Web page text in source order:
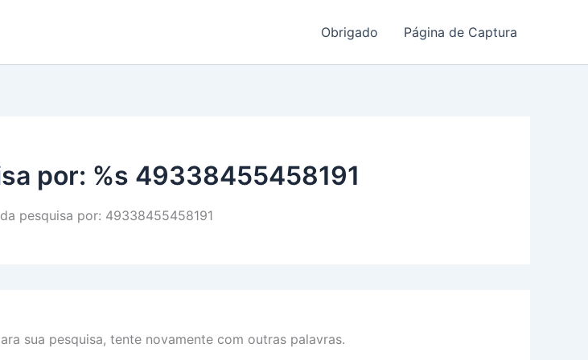
Obrigado Página de Captura
por: %s 49338455458191
pesquisa por: 49338455458191
sua pesquisa, tente novamente com outras palavras.